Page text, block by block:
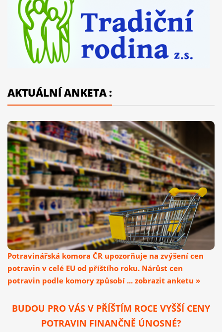
AKTUÁLNÍ ANKETA :
Potravinářská komora ČR upozorňuje na zvýšení cen
potravin v celé EU od příštího roku. Nárůst cen
potravin podle komory způsobí ... zobrazit anketu »
BUDOU PRO VÁS V PŘÍŠTÍM ROCE VYŠŠÍ CENY
POTRAVIN FINANČNĚ ÚNOSNÉ?